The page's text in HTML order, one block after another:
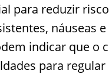
para reduzir
náuseas
indicar que o
para